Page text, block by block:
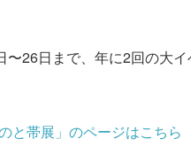
〜26日まで、年に2回の大イ
のと帯展」のページはこちら